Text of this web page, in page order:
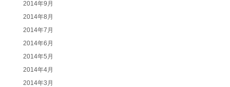
2014年9月
2014年8月
2014年7月
2014年6月
2014年5月
2014年4月
2014年3月